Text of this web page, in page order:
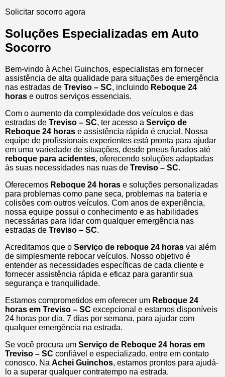
Solicitar socorro agora
Soluções Especializadas em Auto
Socorro
Bem-vindo à Achei Guinchos, especialistas em fornecer
assistência de alta qualidade para situações de emergência
nas estradas de Treviso – SC, incluindo Reboque 24
horas e outros serviços essenciais.
Com o aumento da complexidade dos veículos e das
estradas de Treviso – SC, ter acesso a Serviço de
Reboque 24 horas e assistência rápida é crucial. Nossa
equipe de profissionais experientes está pronta para ajudar
em uma variedade de situações, desde pneus furados até
reboque para acidentes, oferecendo soluções adaptadas
às suas necessidades nas ruas de Treviso – SC.
Oferecemos Reboque 24 horas e soluções personalizadas
para problemas como pane seca, problemas na bateria e
colisões com outros veículos. Com anos de experiência,
nossa equipe possui o conhecimento e as habilidades
necessárias para lidar com qualquer emergência nas
estradas de Treviso – SC.
Acreditamos que o Serviço de reboque 24 horas vai além
de simplesmente rebocar veículos. Nosso objetivo é
entender as necessidades específicas de cada cliente e
fornecer assistência rápida e eficaz para garantir sua
segurança e tranquilidade.
Estamos comprometidos em oferecer um Reboque 24
horas em Treviso – SC excepcional e estamos disponíveis
24 horas por dia, 7 dias por semana, para ajudar com
qualquer emergência na estrada.
Se você procura um Serviço de Reboque 24 horas em
Treviso – SC confiável e especializado, entre em contato
conosco. Na Achei Guinchos, estamos prontos para ajudá-
lo a superar qualquer contratempo na estrada.